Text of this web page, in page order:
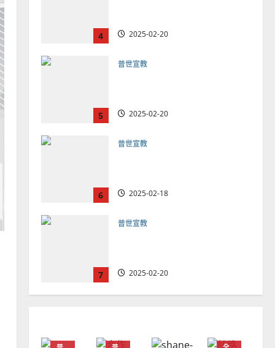
4 2025-02-20
5
普世宣教
2025-02-20
6
普世宣教
2025-02-18
7
普世宣教
2025-02-20